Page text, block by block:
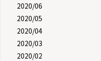
2020/06
2020/05
2020/04
2020/03
2020/02